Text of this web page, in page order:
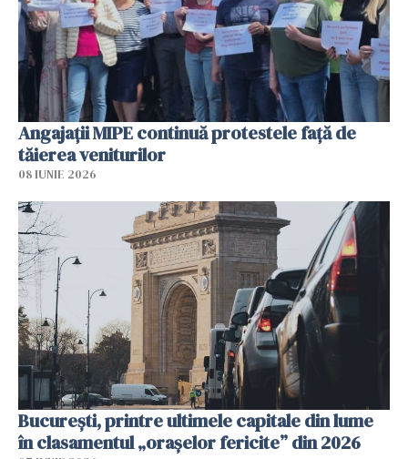
Angajaţii MIPE continuă protestele faţă de
tăierea veniturilor
08 IUNIE 2026
București, printre ultimele capitale din lume
în clasamentul „orașelor fericite” din 2026